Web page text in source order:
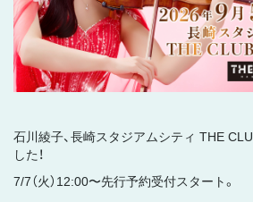
石川綾子、長崎スタジアムシティ THE
した！
7/7（火）12:00〜先行予約受付スタート。